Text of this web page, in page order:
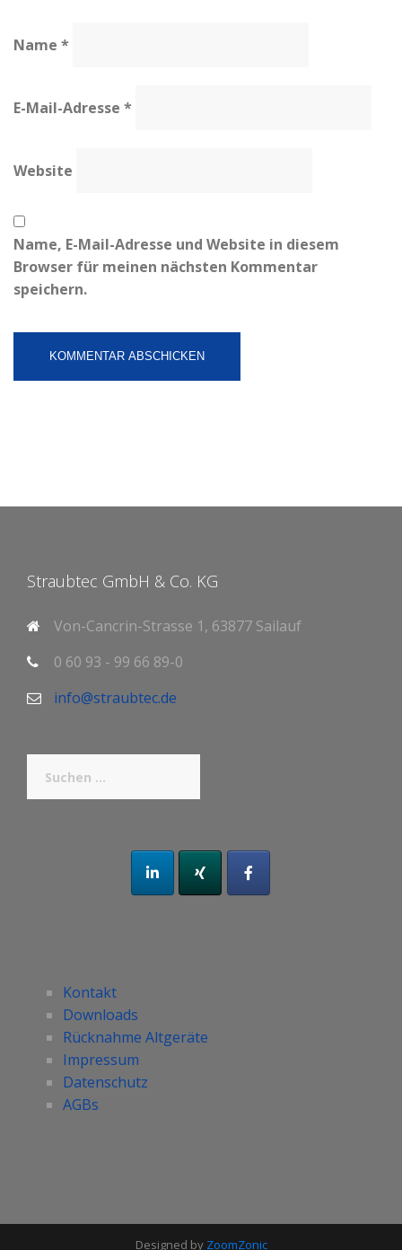
Name *
E-Mail-Adresse *
Website
Name, E-Mail-Adresse und Website in diesem
Browser für meinen nächsten Kommentar
speichern.
Straubtec GmbH & Co. KG
Von-Cancrin-Strasse 1, 63877 Sailauf
0 60 93 - 99 66 89-0
info@straubtec.de
nach:
Kontakt
Downloads
Rücknahme Altgeräte
Impressum
Datenschutz
AGBs
Designed by ZoomZonic